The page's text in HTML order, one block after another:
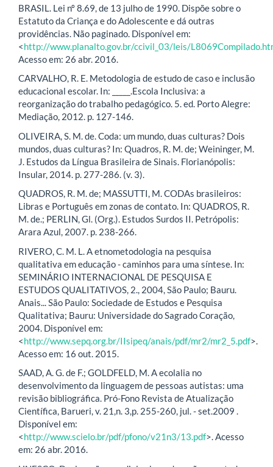
BRASIL. Lei nº 8.69, de 13 julho de 1990. Dispõe sobre o
Estatuto da Criança e do Adolescente e dá outras
providências. Não paginado. Disponível em:
<http://www.planalto.gov.br/ccivil_03/leis/
Acesso em: 26 abr. 2016.
CARVALHO, R. E. Metodologia de estudo de caso e inclusão
educacional escolar. In: _____.Escola Inclusiva: a
reorganização do trabalho pedagógico. 5. ed. Porto Alegre:
Mediação, 2012. p. 127-146.
OLIVEIRA, S. M. de. Coda: um mundo, duas culturas? Dois
mundos, duas culturas? In: Quadros, R. M. de; Weininger, M.
J. Estudos da Língua Brasileira de Sinais. Florianópolis:
Insular, 2014. p. 277-286. (v. 3).
QUADROS, R. M. de; MASSUTTI, M. CODAs brasileiros:
Libras e Português em zonas de contato. In: QUADROS, R.
M. de.; PERLIN, Gl. (Org.). Estudos Surdos II. Petrópolis:
Arara Azul, 2007. p. 238-266.
RIVERO, C. M. L. A etnometodologia na pesquisa
qualitativa em educação - caminhos para uma síntese. In:
SEMINÁRIO INTERNACIONAL DE PESQUISA E
ESTUDOS QUALITATIVOS, 2., 2004, São Paulo; Bauru.
Anais... São Paulo: Sociedade de Estudos e Pesquisa
Qualitativa; Bauru: Universidade do Sagrado Coração,
2004. Disponível em:
<http://www.sepq.org.br/IIsipeq/anais/pdf/mr2/mr2_5.pdf>.
Acesso em: 16 out. 2015.
SAAD, A. G. de F.; GOLDFELD, M. A ecolalia no
desenvolvimento da linguagem de pessoas autistas: uma
revisão bibliográfica. Pró-Fono Revista de Atualização
Científica, Barueri, v. 21,n. 3,p. 255-260, jul. - set.2009 .
Disponível em:
<http://www.scielo.br/pdf/pfono/v21n3/13.pdf>. Acesso
em: 26 abr. 2016.